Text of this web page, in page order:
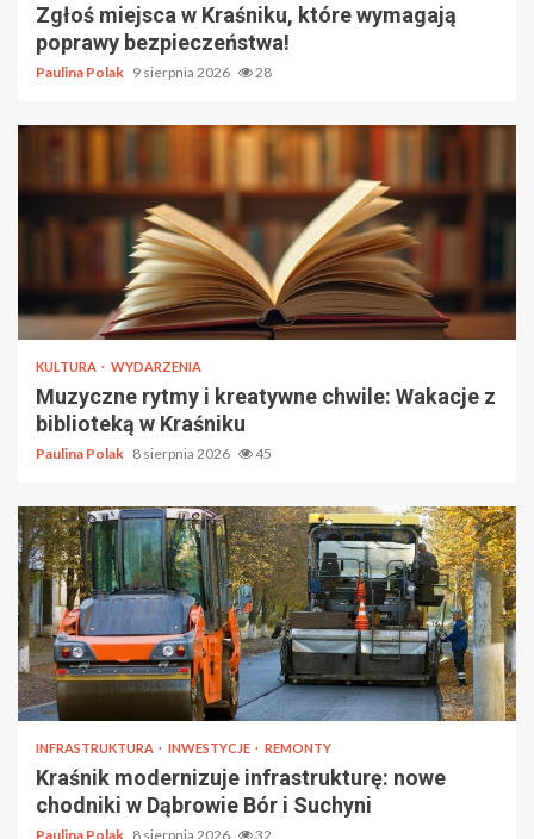
Zgłoś miejsca w Kraśniku, które wymagają
poprawy bezpieczeństwa!
Paulina Polak 9 sierpnia 2026 28
KULTURA WYDARZENIA
Muzyczne rytmy i kreatywne chwile: Wakacje z
biblioteką w Kraśniku
Paulina Polak 8 sierpnia 2026 45
INFRASTRUKTURA INWESTYCJE REMONTY
Kraśnik modernizuje infrastrukturę: nowe
chodniki w Dąbrowie Bór i Suchyni
Paulina Polak 8 sierpnia 2026 32